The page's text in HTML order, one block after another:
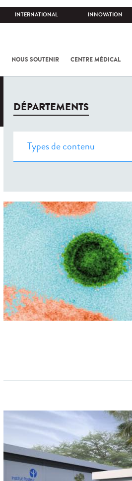
INTERNATIONAL INNOVATION
NOUS SOUTENIR CENTRE MÉDICAL
DÉPARTEMENTS